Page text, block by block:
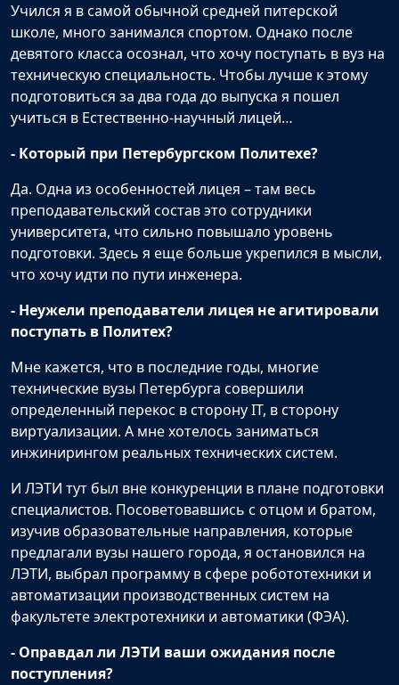
Учился я в самой обычной средней питерской
школе, много занимался спортом. Однако после
девятого класса осознал, что хочу поступать в вуз на
техническую специальность. Чтобы лучше к этому
подготовиться за два года до выпуска я пошел
учиться в Естественно-научный лицей…
- Который при Петербургском Политехе?
Да. Одна из особенностей лицея – там весь
преподавательский состав это сотрудники
университета, что сильно повышало уровень
подготовки. Здесь я еще больше укрепился в мысли,
что хочу идти по пути инженера.
- Неужели преподаватели лицея не агитировали
поступать в Политех?
Мне кажется, что в последние годы, многие
технические вузы Петербурга совершили
определенный перекос в сторону IT, в сторону
виртуализации. А мне хотелось заниматься
инжинирингом реальных технических систем.
И ЛЭТИ тут был вне конкуренции в плане подготовки
специалистов. Посоветовавшись с отцом и братом,
изучив образовательные направления, которые
предлагали вузы нашего города, я остановился на
ЛЭТИ, выбрал программу в сфере робототехники и
автоматизации производственных систем на
факультете электротехники и автоматики (ФЭА).
- Оправдал ли ЛЭТИ ваши ожидания после
поступления?